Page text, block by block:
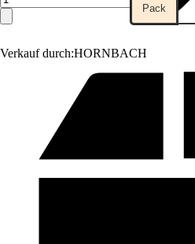
Verkauf durch:HORNBACH
Pack